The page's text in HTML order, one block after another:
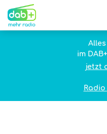
Alles
im
jetzt